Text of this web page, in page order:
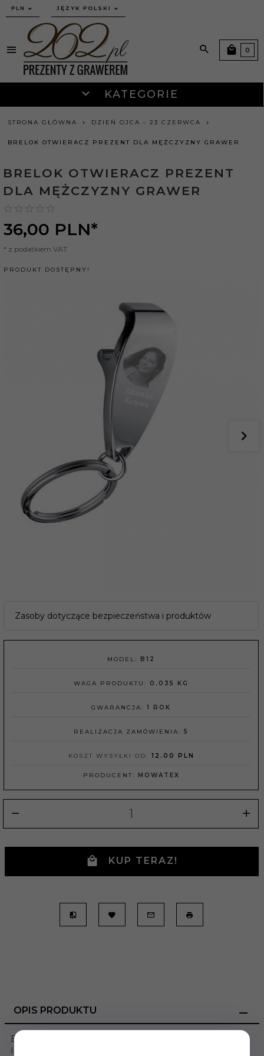
currency_h
PLN JĘZYK POLSKI
KATEGORIE
0
STRONA GŁÓWNA DZIEŃ OJCA - 23 CZERWCA
BRELOK OTWIERACZ PREZENT DLA MĘŻCZYZNY GRAWER
BRELOK OTWIERACZ PREZENT
DLA MĘŻCZYZNY GRAWER
36,00 PLN*
* z podatkiem VAT
PRODUKT DOSTĘPNY!
Zasoby dotyczące bezpieczeństwa i produktów
MODEL: B12
WAGA PRODUKTU: 0.035 KG
GWARANCJA: 1 ROK
REALIZACJA ZAMÓWIENIA: 5
KOSZT WYSYŁKI OD: 12.00 PLN
PRODUCENT: MOWATEX
KUP TERAZ!
OPIS PRODUKTU
Elegancki wysokiej jakości metalowy brelok na klucze.
Idealny i praktyczny upominek na każdą okazję.